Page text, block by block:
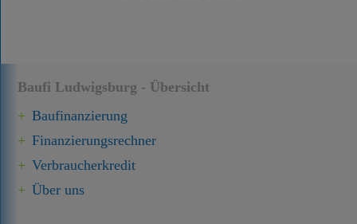
Baufi Ludwigsburg - Übersicht
Baufinanzierung
Finanzierungsrechner
Verbraucherkredit
Über uns